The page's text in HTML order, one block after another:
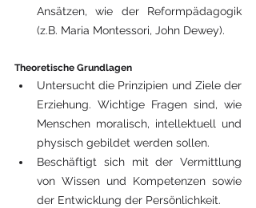
Ansätzen, wie der Reformpädagogik
(z.B. Maria Montessori, John Dewey).
Theoretische Grundlagen
Untersucht die Prinzipien und Ziele der
Erziehung. Wichtige Fragen sind, wie
Menschen moralisch, intellektuell und
physisch gebildet werden sollen.
Beschäftigt sich mit der Vermittlung
von Wissen und Kompetenzen sowie
der Entwicklung der Persönlichkeit.